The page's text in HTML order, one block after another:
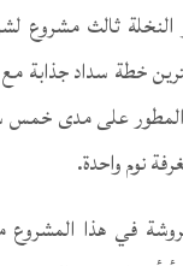
النخلة ثالث مشروع
خطة سداد جذابة
على مدى
نوم واحدة.
في هذا